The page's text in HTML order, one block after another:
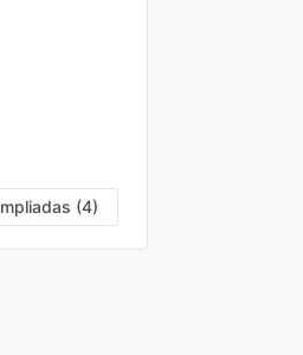
(4)